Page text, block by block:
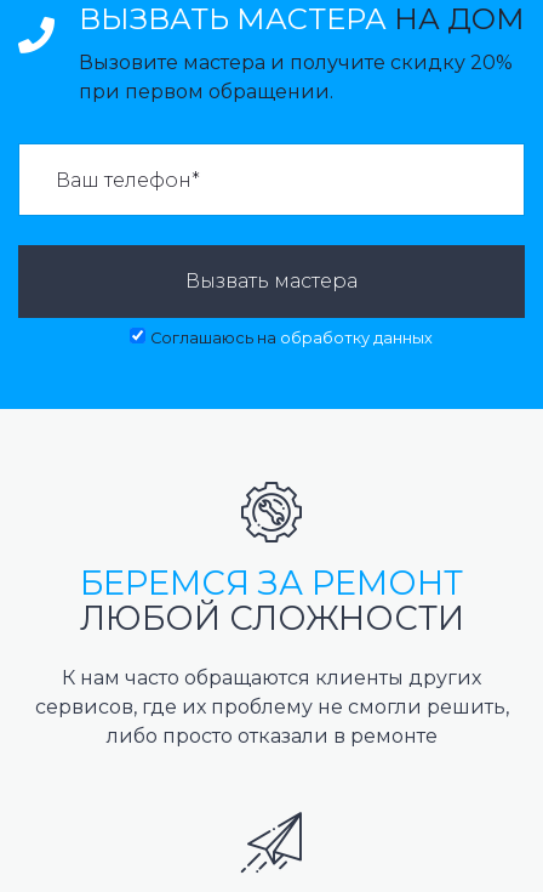
ВЫЗВАТЬ МАСТЕРА НА ДОМ
Вызовите мастера и получите скидку 20%
при первом обращении.
Вызвать мастера
Соглашаюсь на обработку данных
БЕРЕМСЯ ЗА РЕМОНТ
ЛЮБОЙ СЛОЖНОСТИ
К нам часто обращаются клиенты других
сервисов, где их проблему не смогли решить,
либо просто отказали в ремонте